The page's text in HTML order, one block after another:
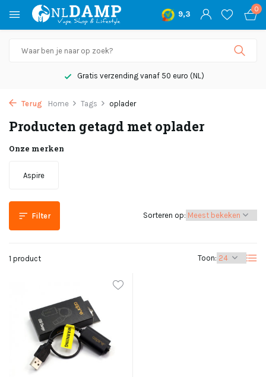
9,3
0
Gratis verzending vanaf 50 euro (NL)
Terug Home Tags oplader
Producten getagd met oplader
Onze merken
Aspire
Filter
1 product Toon:
Sorteren op: